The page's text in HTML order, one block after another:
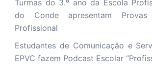
Turmas do 3.º ano da Escola
do Conde apresentam
Profissional
Estudantes de Comunicação e
EPVC fazem Podcast Escolar